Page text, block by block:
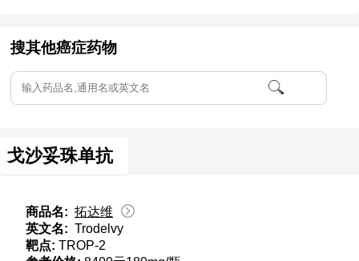
搜其他癌症药物
戈沙妥珠单抗
商品名: 拓达维
英文名: Trodelvy
靶点: TROP-2